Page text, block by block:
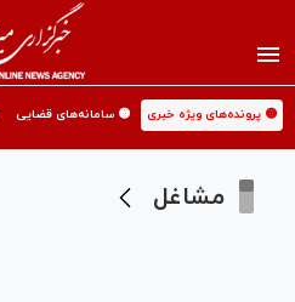
🟡 پرونده‌های ویژه خبری 🟡 سامانه‌های قضایی
مشاغل